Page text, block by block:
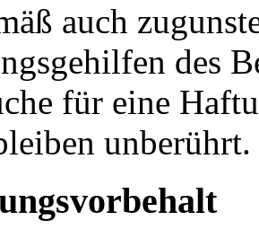
auch
des
für eine
unberührt.